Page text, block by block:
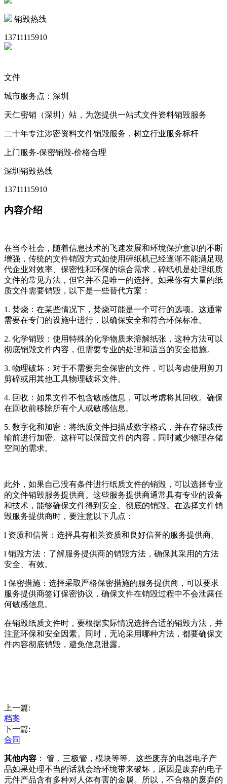
销毁热线
13711115910
文件
城市服务点：深圳
天仁密销（深圳）站，为您提供一站式文件资料销毁服务
二十年专注涉密资料文件销毁服务，树立行业服务标杆
上门服务-保密销毁-价格合理
深圳销毁热线
13711115910
内容介绍
在当今社会，随着信息技术的飞速发展和环境保护意识的不断
增强，传统的文件销毁方式如使用碎纸机已经逐渐不能满足现
代企业对效率、保密性和环保的综合需求，碎纸机是处理纸质
文件的常见方法，但它并不是唯一的选择。如果你有大量的纸
质文件需要销毁，以下是一些替代方案：
1. 焚烧：在某些情况下，焚烧可能是一个可行的选项。这通常
需要在专门的设施中进行，以确保安全和符合环保标准。
2. 化学销毁：使用特殊的化学物质来溶解纸张，这种方法可以
彻底销毁文件内容，但需要专业的处理和适当的安全措施。
3. 物理破坏：对于不需要完全保密的文件，可以考虑使用剪刀
剪碎或用其他工具物理破坏文件。
4. 回收：如果文件不包含敏感信息，可以考虑将其回收。确保
在回收前移除所有个人或敏感信息。
5. 数字化和加密：将纸质文件扫描成数字格式，并在存储或传
输前进行加密。这样可以保留文件的内容，同时减少物理存储
空间的需求。
此外，如果自己没有条件进行纸质文件的销毁，可以选择专业
的文件销毁服务提供商。这些服务提供商通常具有专业的设备
和技术，能够确保文件得到安全、彻底的销毁。在选择文件销
毁服务提供商时，要注意以下几点：
l 资质和信誉：选择具有相关资质和良好信誉的服务提供商。
l 销毁方法：了解服务提供商的销毁方法，确保其采用的方法
安全、有效。
l 保密措施：选择采取严格保密措施的服务提供商，可以要求
服务提供商签订保密协议，确保文件在销毁过程中不会泄露任
何敏感信息。
在销毁纸质文件时，要根据实际情况选择合适的销毁方法，并
注意环保和安全因素。同时，无论采用哪种方法，都要确保文
件内容彻底销毁，避免信息泄露。
上一篇:
档案
下一篇:
合同
其他内容 ： 管，三极管，模块等等。这些废弃的电器电子产
品如果处理不当的话就会给环境带来破坏，原因是废弃的电子
元件产品含有多种对人体有害的金属。所以，不合格的废弃的